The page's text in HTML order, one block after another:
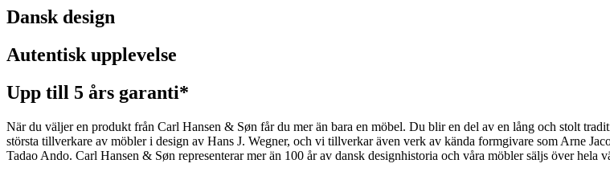
Dansk design
Autentisk upplevelse
Upp till 5 års garanti*
När du väljer en produkt från Carl Hansen & Søn får du mer än bara en möbel. Du blir en del av en lång och stolt
största tillverkare av möbler i design av Hans J. Wegner, och vi tillverkar även verk av kända formgivare som Arne
Tadao Ando. Carl Hansen & Søn representerar mer än 100 år av dansk designhistoria och våra möbler säljs över hela